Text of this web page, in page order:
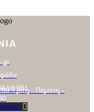
981
Τρίτη - Πέμπτη -